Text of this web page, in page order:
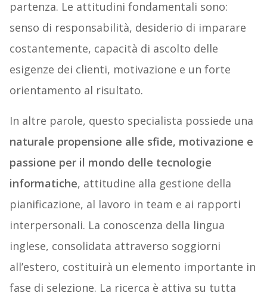
partenza. Le attitudini fondamentali sono:
senso di responsabilità, desiderio di imparare
costantemente, capacità di ascolto delle
esigenze dei clienti, motivazione e un forte
orientamento al risultato.
In altre parole, questo specialista possiede una
naturale propensione alle sfide, motivazione e
passione per il mondo delle tecnologie
informatiche, attitudine alla gestione della
pianificazione, al lavoro in team e ai rapporti
interpersonali. La conoscenza della lingua
inglese, consolidata attraverso soggiorni
all’estero, costituirà un elemento importante in
fase di selezione. La ricerca è attiva su tutta